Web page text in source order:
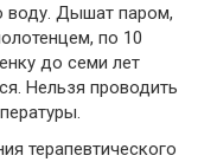
воду. Дышат паром,
по 10
до семи лет
Нельзя проводить
терапевтического